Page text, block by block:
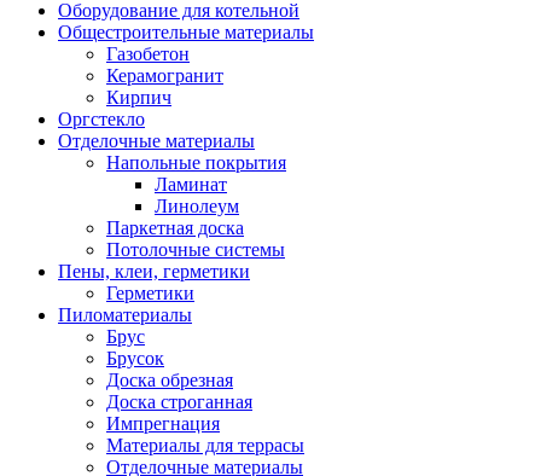
Оборудование для котельной
Общестроительные материалы
Газобетон
Керамогранит
Кирпич
Оргстекло
Отделочные материалы
Напольные покрытия
Ламинат
Линолеум
Паркетная доска
Потолочные системы
Пены, клеи, герметики
Герметики
Пиломатериалы
Брус
Брусок
Доска обрезная
Доска строганная
Импрегнация
Материалы для террасы
Отделочные материалы